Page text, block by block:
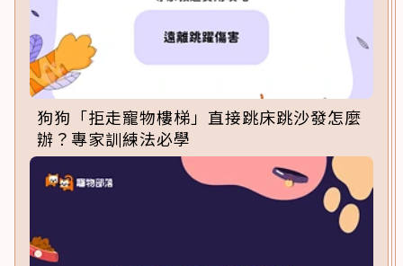
狗狗「拒走寵物樓梯」直接跳床跳沙發怎麼
辦？專家訓練法必學